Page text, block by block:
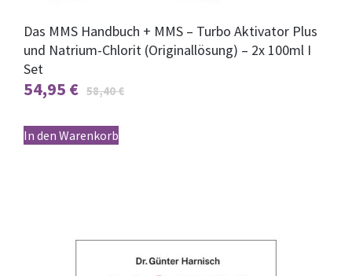
Das MMS Handbuch + MMS – Turbo Aktivator Plus
und Natrium-Chlorit (Originallösung) – 2x 100ml I
Set
58,40€
54,95 €
In den Warenkorb